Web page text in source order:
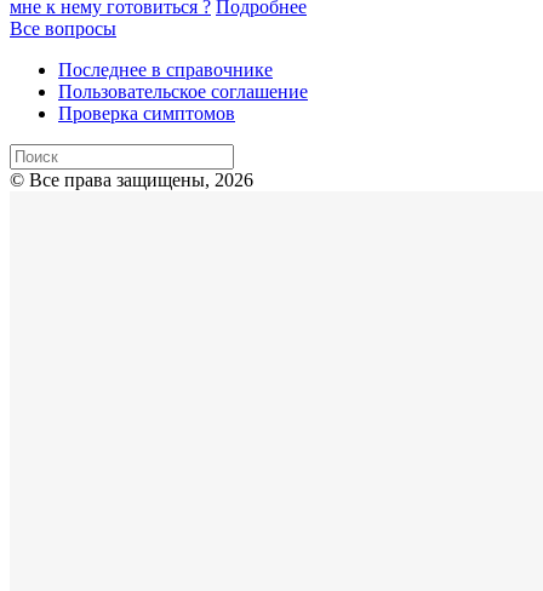
мне к нему готовиться ? Подробнее
Все вопросы
Последнее в справочнике
Пользовательское соглашение
Проверка симптомов
© Все права защищены, 2026